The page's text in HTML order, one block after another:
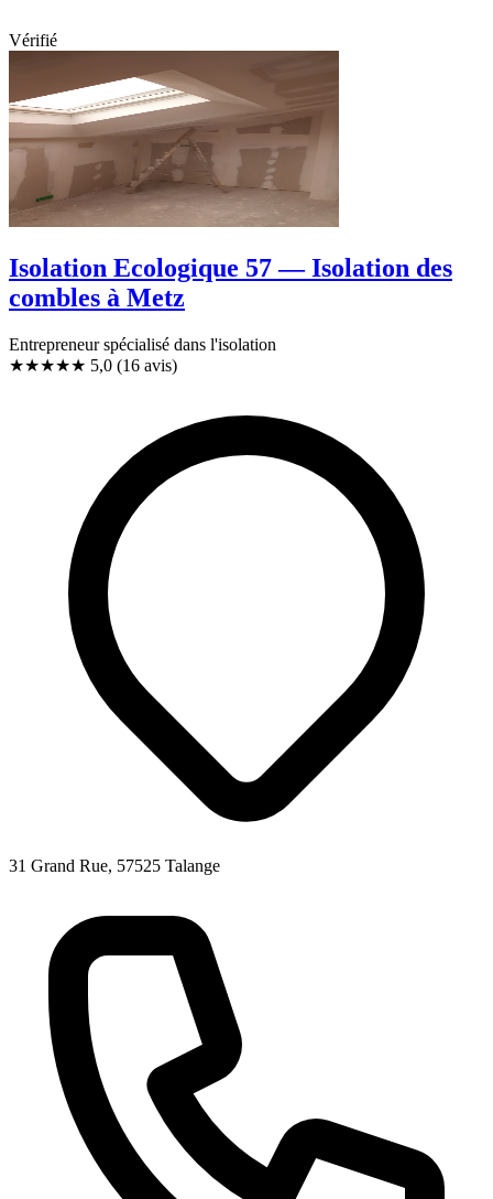
Vérifié
Isolation Ecologique 57 — Isolation des
combles à Metz
Entrepreneur spécialisé dans l'isolation
★★★★★ 5,0 (16 avis)
31 Grand Rue, 57525 Talange